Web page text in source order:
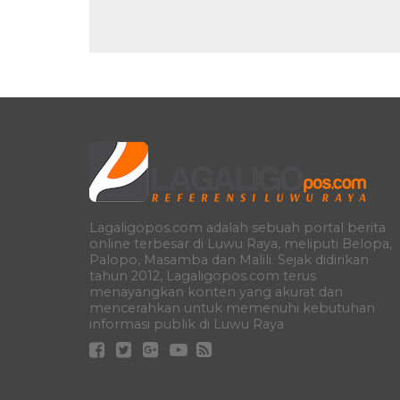
Lagaligopos.com adalah sebuah portal berita
online terbesar di Luwu Raya, meliputi Belopa,
Palopo, Masamba dan Malili. Sejak didirikan
tahun 2012, Lagaligopos.com terus
menayangkan konten yang akurat dan
mencerahkan untuk memenuhi kebutuhan
informasi publik di Luwu Raya